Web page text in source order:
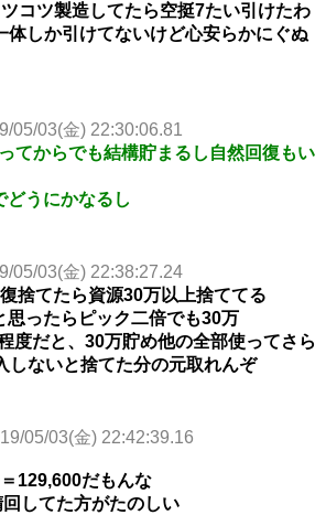
コツ製造してたら空挺7たい引けたわ
体しか引けてないけど心安らかにぐぬ
05/03(金) 22:30:06.81
てからでも結構貯まるし自然回復もい
どうにかなるし
05/03(金) 22:38:27.24
捨てたら資源30万以上捨ててる
思ったらピック二倍でも30万
度だと、30万貯め他の全部使ってさら
しないと捨てた分の元取れんぞ
05/03(金) 22:42:39.16
129,600だもんな
してた方がたのしい